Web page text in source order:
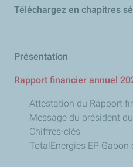
Téléchargez en chapitres
Présentation
Rapport financier annuel
Attestation du Rapport
Message du président
Chiffres-clés
TotalEnergies EP